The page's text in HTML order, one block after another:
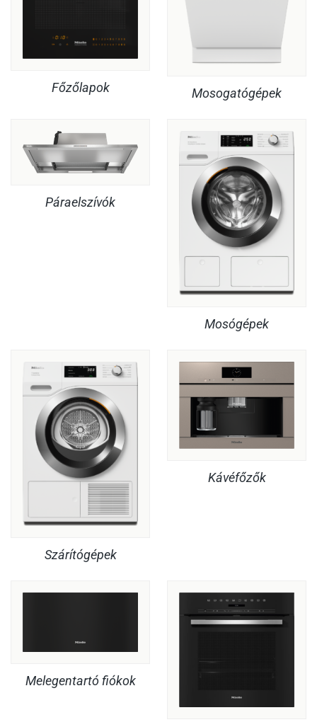
Főzőlapok Mosogatógépek
Páraelszívók
Mosógépek
Szárítógépek
Kávéfőzők
Melegentartó fiókok